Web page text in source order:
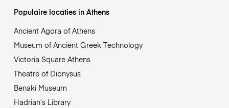
Populaire locaties in Athens
Ancient Agora of Athens
Museum of Ancient Greek Technology
Victoria Square Athens
Theatre of Dionysus
Benaki Museum
Hadrian’s Library